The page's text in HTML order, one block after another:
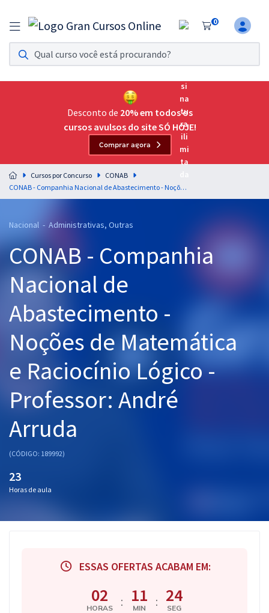
0
Assinatura Ilimitada 11
Acesso a todos os cursos. Teste grátis por 7 dias!
Assinatura OAB Até Passar
Acesso ilimitado a toda preparação para o Exame da
Residências Multiprofissionais
Preparação completa e intensiva para as principais
residências em saúde do Brasil
Cursos 20% OFF
Pós
Graduação
OAB
Questões grátis
Desconto de 20% em todos os
cursos avulsos do site SÓ HOJE!
Comprar agora
Cursos por Concurso
CONAB
CONAB - Companhia Nacional de Abastecimento - Noções de Matemática e Raciocínio Lógico - Professor: André Arruda
Nacional - Administrativas, Outras
CONAB - Companhia
Nacional de
Abastecimento -
Noções de Matemática
e Raciocínio Lógico -
Professor: André
Arruda
(CÓDIGO: 189992)
23
Horas de aula
ESSAS OFERTAS ACABAM EM:
02
HORAS : 11
MIN : 23
SEG